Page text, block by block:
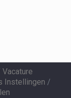
Vacature
Instellingen /